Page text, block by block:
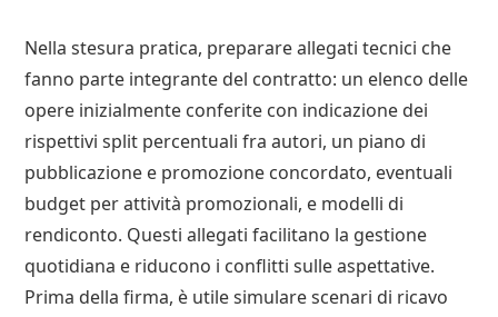
Nella stesura pratica, preparare allegati tecnici che
fanno parte integrante del contratto: un elenco delle
opere inizialmente conferite con indicazione dei
rispettivi split percentuali fra autori, un piano di
pubblicazione e promozione concordato, eventuali
budget per attività promozionali, e modelli di
rendiconto. Questi allegati facilitano la gestione
quotidiana e riducono i conflitti sulle aspettative.
Prima della firma, è utile simulare scenari di ricavo